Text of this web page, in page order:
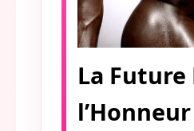
La Future